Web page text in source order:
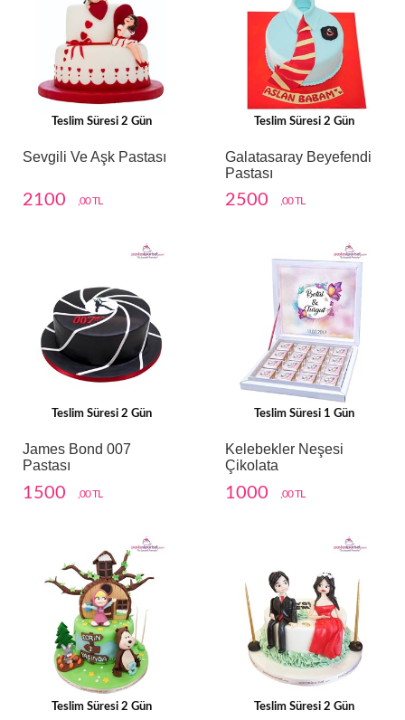
Teslim Süresi 2 Gün
Sevgili Ve Aşk Pastası
2100 ,00 TL
Teslim Süresi 2 Gün
Galatasaray Beyefendi
Pastası
2500 ,00 TL
Teslim Süresi 2 Gün
James Bond 007
Pastası
1500 ,00 TL
Teslim Süresi 1 Gün
Kelebekler Neşesi
Çikolata
1000 ,00 TL
Teslim Süresi 2 Gün Teslim Süresi 2 Gün